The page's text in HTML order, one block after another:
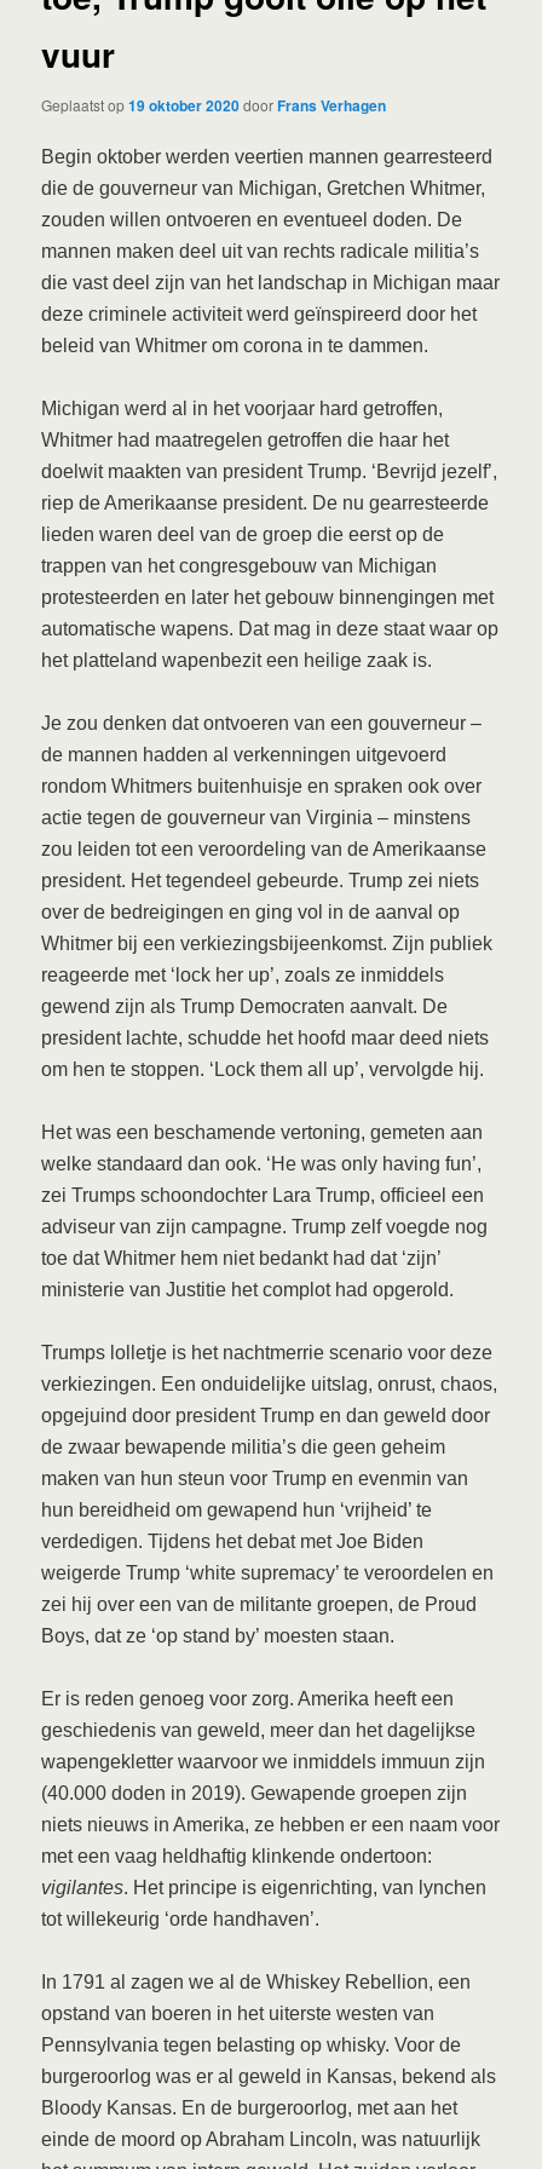
vuur
Geplaatst op19 oktober 2020doorFrans Verhagen
Begin oktober werden veertien mannen gearresteerd
die de gouverneur van Michigan, Gretchen Whitmer,
zouden willen ontvoeren en eventueel doden. De
mannen maken deel uit van rechts radicale militia’s
die vast deel zijn van het landschap in Michigan maar
deze criminele activiteit werd geïnspireerd door het
beleid van Whitmer om corona in te dammen.
Michigan werd al in het voorjaar hard getroffen,
Whitmer had maatregelen getroffen die haar het
doelwit maakten van president Trump. ‘Bevrijd jezelf’,
riep de Amerikaanse president. De nu gearresteerde
lieden waren deel van de groep die eerst op de
trappen van het congresgebouw van Michigan
protesteerden en later het gebouw binnengingen met
automatische wapens. Dat mag in deze staat waar op
het platteland wapenbezit een heilige zaak is.
Je zou denken dat ontvoeren van een gouverneur –
de mannen hadden al verkenningen uitgevoerd
rondom Whitmers buitenhuisje en spraken ook over
actie tegen de gouverneur van Virginia – minstens
zou leiden tot een veroordeling van de Amerikaanse
president. Het tegendeel gebeurde. Trump zei niets
over de bedreigingen en ging vol in de aanval op
Whitmer bij een verkiezingsbijeenkomst. Zijn publiek
reageerde met ‘lock her up’, zoals ze inmiddels
gewend zijn als Trump Democraten aanvalt. De
president lachte, schudde het hoofd maar deed niets
om hen te stoppen. ‘Lock them all up’, vervolgde hij.
Het was een beschamende vertoning, gemeten aan
welke standaard dan ook. ‘He was only having fun’,
zei Trumps schoondochter Lara Trump, officieel een
adviseur van zijn campagne. Trump zelf voegde nog
toe dat Whitmer hem niet bedankt had dat ‘zijn’
ministerie van Justitie het complot had opgerold.
Trumps lolletje is het nachtmerrie scenario voor deze
verkiezingen. Een onduidelijke uitslag, onrust, chaos,
opgejuind door president Trump en dan geweld door
de zwaar bewapende militia’s die geen geheim
maken van hun steun voor Trump en evenmin van
hun bereidheid om gewapend hun ‘vrijheid’ te
verdedigen. Tijdens het debat met Joe Biden
weigerde Trump ‘white supremacy’ te veroordelen en
zei hij over een van de militante groepen, de Proud
Boys, dat ze ‘op stand by’ moesten staan.
Er is reden genoeg voor zorg. Amerika heeft een
geschiedenis van geweld, meer dan het dagelijkse
wapengekletter waarvoor we inmiddels immuun zijn
(40.000 doden in 2019). Gewapende groepen zijn
niets nieuws in Amerika, ze hebben er een naam voor
met een vaag heldhaftig klinkende ondertoon:
vigilantes. Het principe is eigenrichting, van lynchen
tot willekeurig ‘orde handhaven’.
In 1791 al zagen we al de Whiskey Rebellion, een
opstand van boeren in het uiterste westen van
Pennsylvania tegen belasting op whisky. Voor de
burgeroorlog was er al geweld in Kansas, bekend als
Bloody Kansas. En de burgeroorlog, met aan het
einde de moord op Abraham Lincoln, was natuurlijk